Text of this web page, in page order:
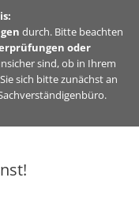
durch. Bitte beachten
oder
sind, ob in Ihrem
sich bitte zunächst an